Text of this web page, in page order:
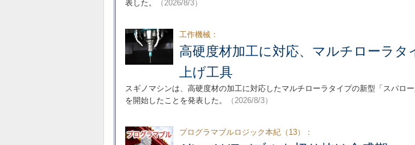
表した。
（2026/8/3）
工作機械：
高硬度材加工に対応、マルチローラタ
上げ工具
スギノマシンは、高硬度材の加工に対応したマルチローラタイプの新型「スパロ
を開始したことを発表した。
（2026/8/3）
プログラマブルロジック本紀（13）：